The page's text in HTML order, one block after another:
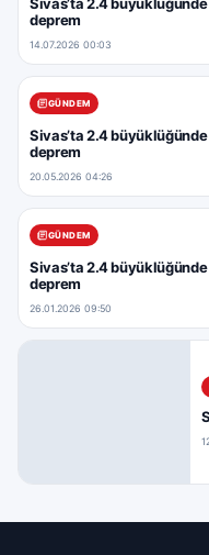
deprem
14.07.2026 00:03
GÜNDEM
Sivas’ta 2.4 büyüklüğünde
deprem
20.05.2026 04:26
GÜNDEM
Sivas’ta 2.4 büyüklüğünde
deprem
26.01.2026 09:50